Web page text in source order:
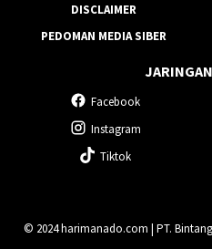
DISCLAIMER
PEDOMAN MEDIA SIBER
Facebook
Instagram
Tiktok
© 2024 harimanado.com | PT.